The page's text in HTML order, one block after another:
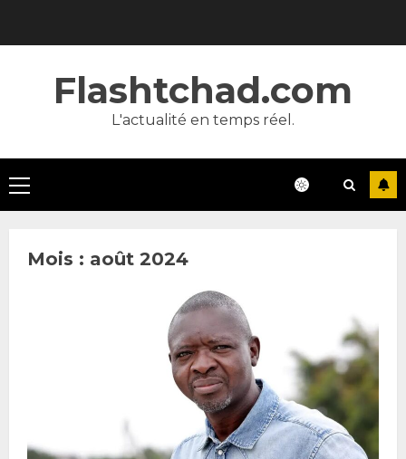
Flashtchad.com
L'actualité en temps réel.
Primary
Menu
Mois : août 2024